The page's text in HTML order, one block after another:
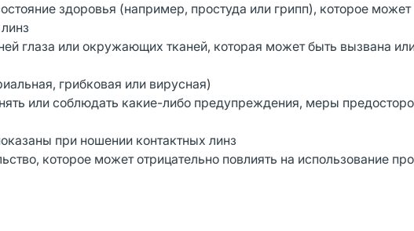
здоровья (например, простуда или грипп), которое может
глаза или окружающих тканей, которая может быть вызвана
грибковая или вирусная)
или соблюдать какие-либо предупреждения, меры
при ношении контактных линз
которое может отрицательно повлиять на использование